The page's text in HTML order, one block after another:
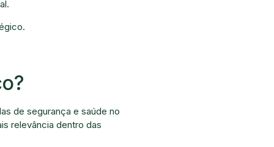
de segurança e saúde no
relevância dentro das